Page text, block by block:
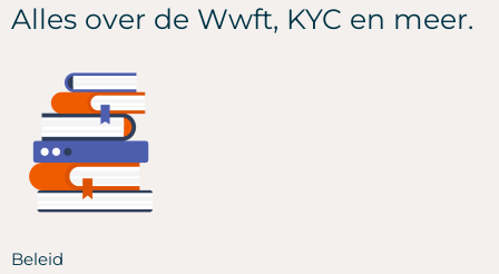
Alles over de Wwft, KYC en meer.
Beleid